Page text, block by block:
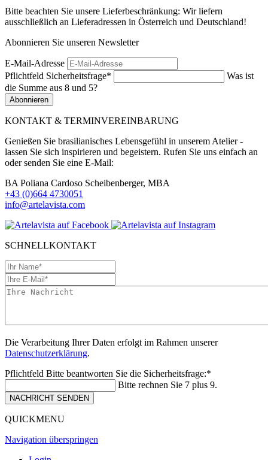
Bitte beachten Sie unsere Lieferbeschränkung: Wir liefern
ausschließlich an Lieferadressen in Österreich und Deutschland!
Abonnieren Sie unseren Newsletter
E-Mail-Adresse
Pflichtfeld Sicherheitsfrage*
Was ist
die Summe aus 8 und 5?
Abonnieren
KONTAKT & TERMINVEREINBARUNG
Genießen Sie brasilianisches Lebensgefühl in unserem Atelier -
lassen Sie sich inspirieren und begeistern. Rufen Sie uns einfach an
oder senden Sie eine E-Mail:
BA Poliana Cardoso Scheibenberger, MBA
+43 (0)664 4730051
info@artelavista.com
SCHNELLKONTAKT
Die Verarbeitung Ihrer Daten erfolgt im Rahmen unserer
Datenschutzerklärung.
Pflichtfeld Bitte beantworten Sie die Sicherheitsfrage:*
Bitte rechnen Sie 7 plus 9.
NACHRICHT SENDEN
QUICKMENU
Navigation überspringen